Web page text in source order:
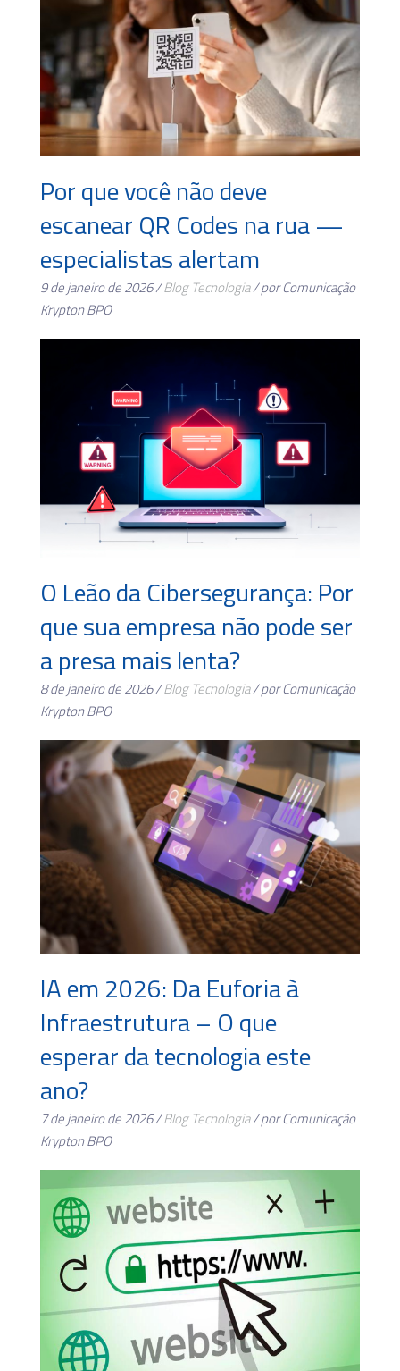
Por que você não deve
escanear QR Codes na rua —
especialistas alertam
9 de janeiro de 2026 /Blog Tecnologia/ por Comunicação
Krypton BPO
O Leão da Cibersegurança: Por
que sua empresa não pode ser
a presa mais lenta?
8 de janeiro de 2026 /Blog Tecnologia/ por Comunicação
Krypton BPO
IA em 2026: Da Euforia à
Infraestrutura – O que
esperar da tecnologia este
ano?
7 de janeiro de 2026 /Blog Tecnologia/ por Comunicação
Krypton BPO